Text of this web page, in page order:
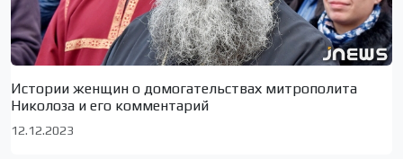
Истории женщин о домогательствах митрополита
Николоза и его комментарий
12.12.2023